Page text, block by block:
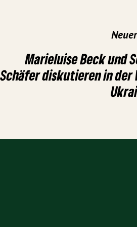
Marieluise Beck und
Schäfer diskutieren in der